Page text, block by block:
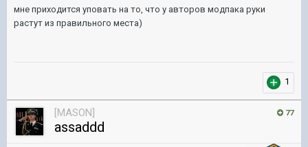
мне приходится уповать на то, что у авторов модпака руки
растут из правильного места)
1
77
[MASON]
assaddd